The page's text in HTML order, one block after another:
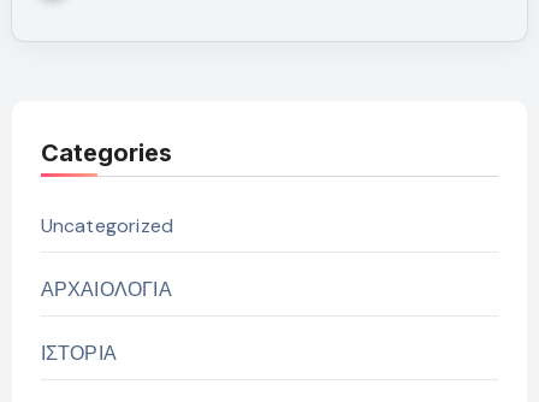
Categories
Uncategorized
ΑΡΧΑΙΟΛΟΓΙΑ
ΙΣΤΟΡΙΑ